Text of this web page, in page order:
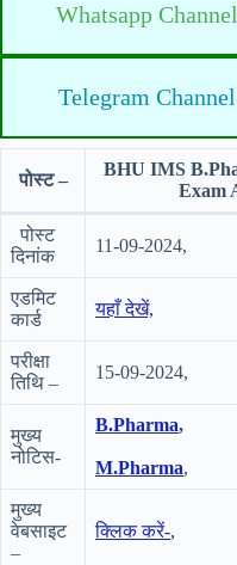
Whatsapp Channel
Telegram Channel
पोस्ट –
BHU IMS
Exam
पोस्ट
दिनांक
11-09-2024,
एडमिट
कार्ड
यहाँ देखें,
परीक्षा
तिथि –
15-09-2024,
मुख्य
नोटिस-
B.Pharma,
M.Pharma,
मुख्य
वेबसाइट
–
क्लिक करें-,